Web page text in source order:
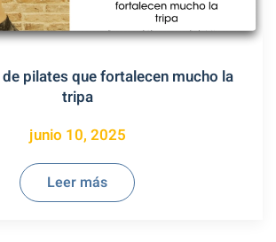
pilates que fortalecen mucho la
tripa
junio 10, 2025
Leer más